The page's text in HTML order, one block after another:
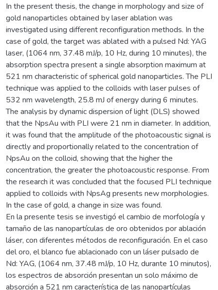
In the present thesis, the change in morphology and size of
gold nanoparticles obtained by laser ablation was
investigated using different reconfiguration methods. In the
case of gold, the target was ablated with a pulsed Nd: YAG
laser, (1064 nm, 37.48 mJ/p, 10 Hz, during 10 minutes), the
absorption spectra present a single absorption maximum at
521 nm characteristic of spherical gold nanoparticles. The PLI
technique was applied to the colloids with laser pulses of
532 nm wavelength, 25.8 mJ of energy during 6 minutes.
The analysis by dynamic dispersion of light (DLS) showed
that the NpsAu with PLI were 21 nm in diameter. In addition,
it was found that the amplitude of the photoacoustic signal is
directly and proportionally related to the concentration of
NpsAu on the colloid, showing that the higher the
concentration, the greater the photoacoustic response. From
the research it was concluded that the focused PLI technique
applied to colloids with NpsAg presents new morphologies.
In the case of gold, a change in size was found.
En la presente tesis se investigó el cambio de morfología y
tamaño de las nanopartículas de oro obtenidos por ablación
láser, con diferentes métodos de reconfiguración. En el caso
del oro, el blanco fue ablacionado con un láser pulsado de
Nd: YAG, (1064 nm, 37.48 mJ/p, 10 Hz, durante 10 minutos),
los espectros de absorción presentan un solo máximo de
absorción a 521 nm característica de las nanopartículas